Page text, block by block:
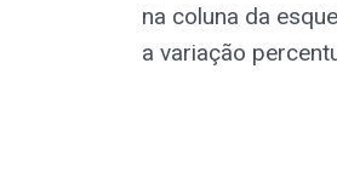
na coluna da
a variação